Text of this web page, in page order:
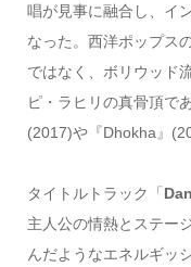
唱が見事に融合し、イ
なった。西洋ポップス
ではなく、ボリウッド
ピ・ラヒリの真骨頂で
(2017)や『Dhokha』
タイトルトラック「
主人公の情熱とステー
んだようなエネルギッ